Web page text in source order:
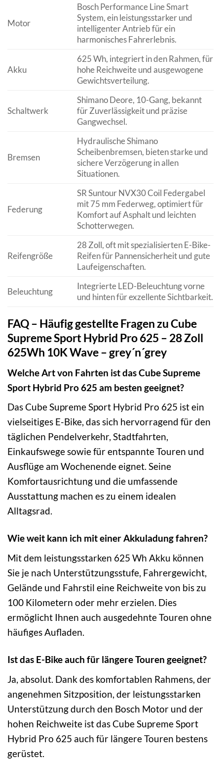
Motor
Bosch Performance Line Smart
System, ein leistungsstarker und
intelligenter Antrieb für ein
harmonisches Fahrerlebnis.
Akku
625 Wh, integriert in den Rahmen, für
hohe Reichweite und ausgewogene
Gewichtsverteilung.
Schaltwerk
Shimano Deore, 10-Gang, bekannt
für Zuverlässigkeit und präzise
Gangwechsel.
Bremsen
Hydraulische Shimano
Scheibenbremsen, bieten starke und
sichere Verzögerung in allen
Situationen.
Federung
SR Suntour NVX30 Coil Federgabel
mit 75 mm Federweg, optimiert für
Komfort auf Asphalt und leichten
Schotterwegen.
Reifengröße
28 Zoll, oft mit spezialisierten E-Bike-
Reifen für Pannensicherheit und gute
Laufeigenschaften.
Beleuchtung
Integrierte LED-Beleuchtung vorne
und hinten für exzellente Sichtbarkeit.
FAQ – Häufig gestellte Fragen zu Cube
Supreme Sport Hybrid Pro 625 – 28 Zoll
625Wh 10K Wave – grey´n´grey
Welche Art von Fahrten ist das Cube Supreme
Sport Hybrid Pro 625 am besten geeignet?
Das Cube Supreme Sport Hybrid Pro 625 ist ein
vielseitiges E-Bike, das sich hervorragend für den
täglichen Pendelverkehr, Stadtfahrten,
Einkaufswege sowie für entspannte Touren und
Ausflüge am Wochenende eignet. Seine
Komfortausrichtung und die umfassende
Ausstattung machen es zu einem idealen
Alltagsrad.
Wie weit kann ich mit einer Akkuladung fahren?
Mit dem leistungsstarken 625 Wh Akku können
Sie je nach Unterstützungsstufe, Fahrergewicht,
Gelände und Fahrstil eine Reichweite von bis zu
100 Kilometern oder mehr erzielen. Dies
ermöglicht Ihnen auch ausgedehnte Touren ohne
häufiges Aufladen.
Ist das E-Bike auch für längere Touren geeignet?
Ja, absolut. Dank des komfortablen Rahmens, der
angenehmen Sitzposition, der leistungsstarken
Unterstützung durch den Bosch Motor und der
hohen Reichweite ist das Cube Supreme Sport
Hybrid Pro 625 auch für längere Touren bestens
gerüstet.